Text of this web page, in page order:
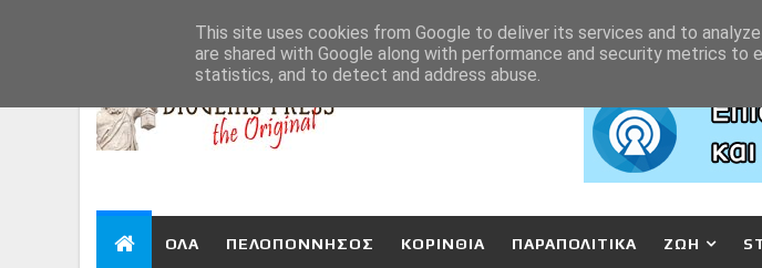
ΟΛΑ ΠΕΛΟΠΟΝΝΗΣΟΣ ΚΟΡΙΝΘΙΑ ΠΑΡΑΠΟΛΙΤΙΚΑ ΖΩΗ
This site uses cookies from Google to deliver its services and to
are shared with Google along with performance and security metrics to
statistics, and to detect and address abuse.